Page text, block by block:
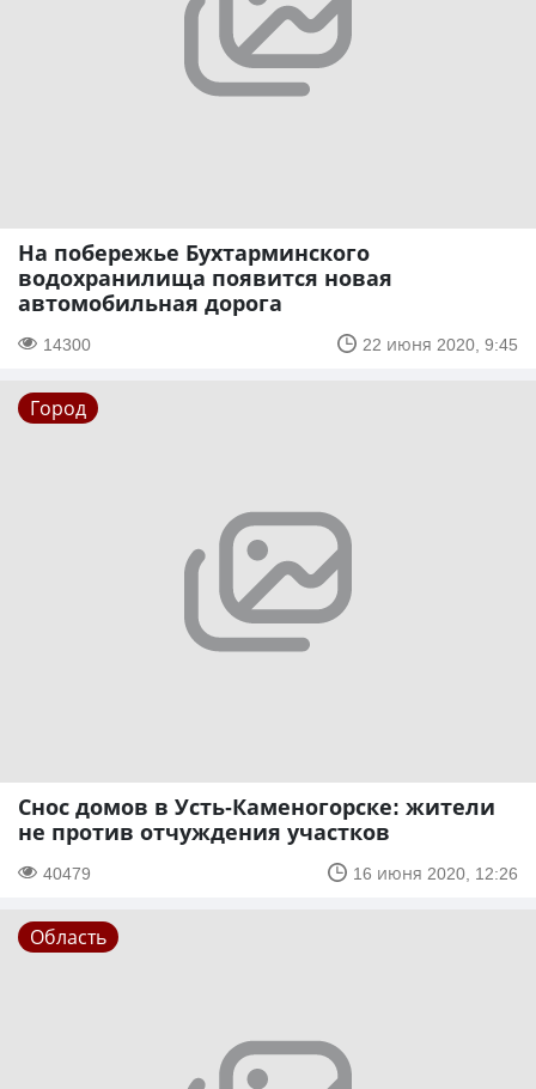
На побережье Бухтарминского
водохранилища появится новая
автомобильная дорога
14300 22 июня 2020, 9:45
Город
Снос домов в Усть-Каменогорске: жители
не против отчуждения участков
40479 16 июня 2020, 12:26
Область